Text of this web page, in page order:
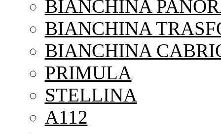
BIANCHINA
BIANCHINA
BIANCHINA
PRIMULA
STELLINA
A112